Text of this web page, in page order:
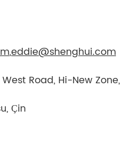
,eddie@shenghui.com
Road, Hi-New Zone,
Çin